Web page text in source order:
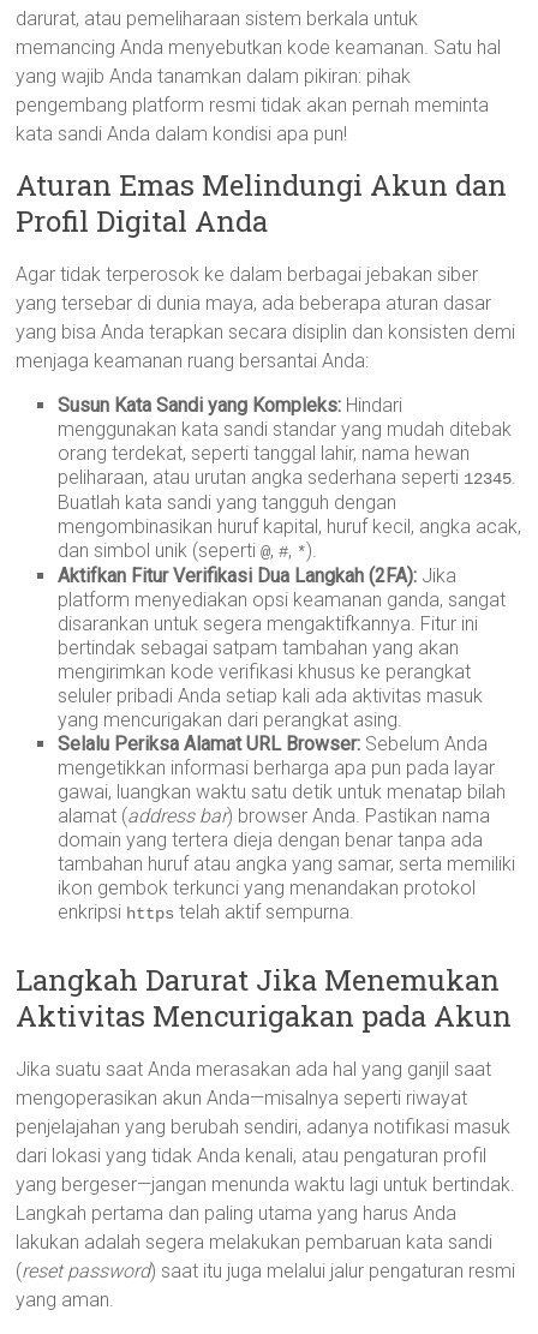
darurat, atau pemeliharaan sistem berkala untuk
memancing Anda menyebutkan kode keamanan. Satu hal
yang wajib Anda tanamkan dalam pikiran: pihak
pengembang platform resmi tidak akan pernah meminta
kata sandi Anda dalam kondisi apa pun!
Aturan Emas Melindungi Akun dan
Profil Digital Anda
Agar tidak terperosok ke dalam berbagai jebakan siber
yang tersebar di dunia maya, ada beberapa aturan dasar
yang bisa Anda terapkan secara disiplin dan konsisten demi
menjaga keamanan ruang bersantai Anda:
Susun Kata Sandi yang Kompleks: Hindari
menggunakan kata sandi standar yang mudah ditebak
orang terdekat, seperti tanggal lahir, nama hewan
peliharaan, atau urutan angka sederhana seperti 12345.
Buatlah kata sandi yang tangguh dengan
mengombinasikan huruf kapital, huruf kecil, angka acak,
dan simbol unik (seperti@,#, *).
Aktifkan Fitur Verifikasi Dua Langkah (2FA): Jika
platform menyediakan opsi keamanan ganda, sangat
disarankan untuk segera mengaktifkannya. Fitur ini
bertindak sebagai satpam tambahan yang akan
mengirimkan kode verifikasi khusus ke perangkat
seluler pribadi Anda setiap kali ada aktivitas masuk
yang mencurigakan dari perangkat asing.
Selalu Periksa Alamat URL Browser: Sebelum Anda
mengetikkan informasi berharga apa pun pada layar
gawai, luangkan waktu satu detik untuk menatap bilah
alamat (address bar) browser Anda. Pastikan nama
domain yang tertera dieja dengan benar tanpa ada
tambahan huruf atau angka yang samar, serta memiliki
ikon gembok terkunci yang menandakan protokol
enkripsi https telah aktif sempurna.
Langkah Darurat Jika Menemukan
Aktivitas Mencurigakan pada Akun
Jika suatu saat Anda merasakan ada hal yang ganjil saat
mengoperasikan akun Anda—misalnya seperti riwayat
penjelajahan yang berubah sendiri, adanya notifikasi masuk
dari lokasi yang tidak Anda kenali, atau pengaturan profil
yang bergeser—jangan menunda waktu lagi untuk bertindak.
Langkah pertama dan paling utama yang harus Anda
lakukan adalah segera melakukan pembaruan kata sandi
(reset password) saat itu juga melalui jalur pengaturan resmi
yang aman.